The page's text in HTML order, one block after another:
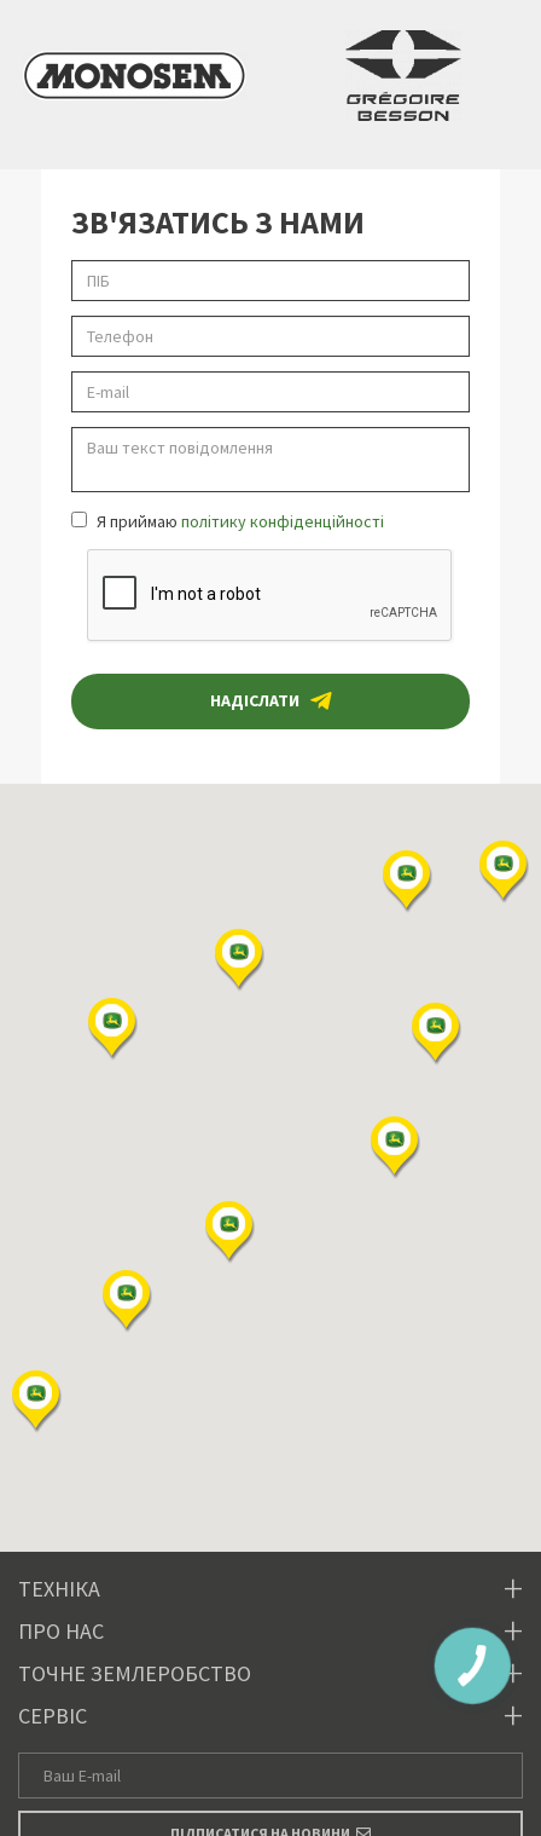
ЗВ'ЯЗАТИСЬ З НАМИ
Я приймаю політику конфіденційності
ТЕХНІКА
ПРО НАС
ТОЧНЕ ЗЕМЛЕРОБСТВО
СЕРВІС